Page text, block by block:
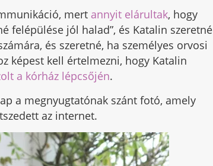
mert annyit elárultak, hogy
felépülése jól halad”, és Katalin szeretné
és szeretné, ha személyes orvosi
képest kell értelmezni, hogy Katalin
a kórház lépcsőjén.
a megnyugtatónak szánt fotó, amely
az internet.